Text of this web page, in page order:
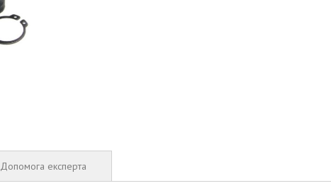
Допомога експерта